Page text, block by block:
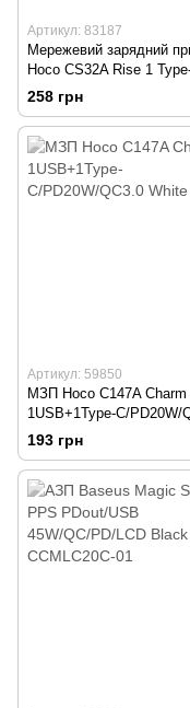
Артикул: 83187
Мережевий зарядний
Hoco CS32A Rise 1 Type-
USB 20W Black
258 грн
Артикул: 59850
МЗП Hoco C147A Charm
1USB+1Type-C/PD20W/
White
193 грн